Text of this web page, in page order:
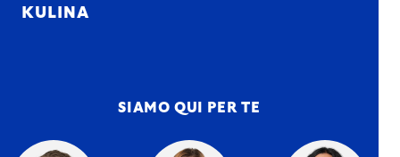
KULINA
SIAMO QUI PER TE